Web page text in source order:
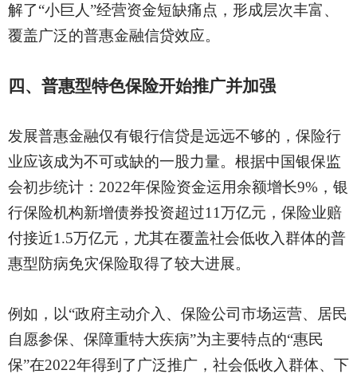
解了“小巨人”经营资金短缺痛点，形成层次丰富、
覆盖广泛的普惠金融信贷效应。
四、普惠型特色保险开始推广并加强
发展普惠金融仅有银行信贷是远远不够的，保险行
业应该成为不可或缺的一股力量。根据中国银保监
会初步统计： 2022年保险资金运用余额增长9%，银
行保险机构新增债券投资超过11万亿元，保险业赔
付接近1.5万亿元，尤其在覆盖社会低收入群体的普
惠型防病免灾保险取得了较大进展。
例如，以“政府主动介入、保险公司市场运营、居民
自愿参保、保障重特大疾病”为主要特点的“惠民
保”在2022年得到了广泛推广，社会低收入群体、下